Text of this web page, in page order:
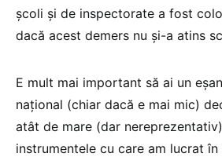
școli și de inspectorate a fost
dacă acest demers nu și-a atins
E mult mai important să ai un
național (chiar dacă e mai mic)
atât de mare (dar
instrumentele cu care am lucrat